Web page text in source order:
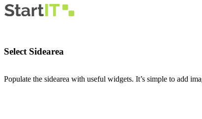
Select Sidearea
Populate the sidearea with useful widgets. It’s simple to add